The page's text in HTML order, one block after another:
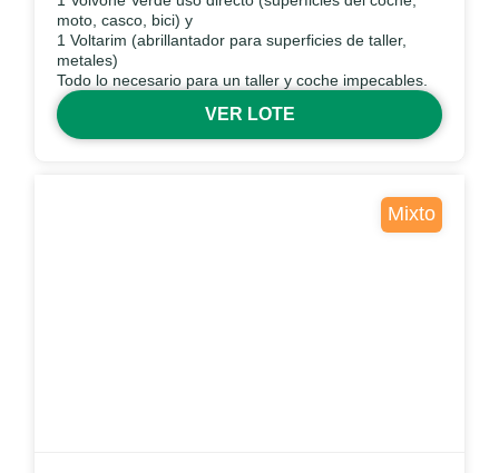
moto, casco, bici) y
1 Voltarim (abrillantador para superficies de taller,
metales)
Todo lo necesario para un taller y coche impecables.
VER LOTE
Mixto